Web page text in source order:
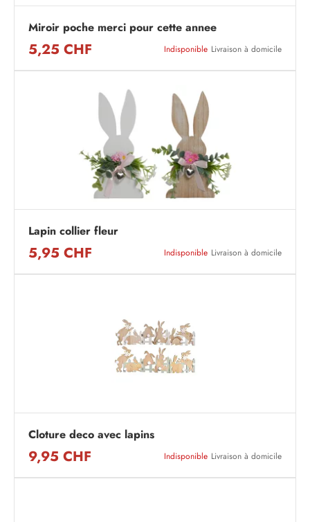
Miroir poche merci pour cette annee
5,25 CHF Indisponible Livraison à domicile
Lapin collier fleur
5,95 CHF Indisponible Livraison à domicile
Cloture deco avec lapins
9,95 CHF Indisponible Livraison à domicile